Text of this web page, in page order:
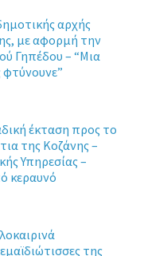
αρχής
με αφορμή την
Γηπέδου – “Μια
φτύνουνε”
έκταση προς το
της Κοζάνης –
Υπηρεσίας –
κεραυνό
της